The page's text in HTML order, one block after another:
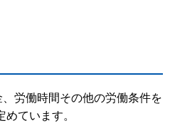
労働時間その他の労働条件を
ています。